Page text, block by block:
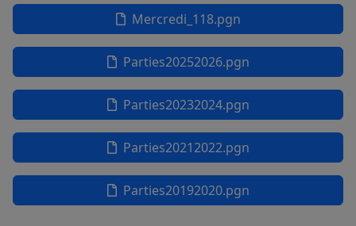
Mercredi_118.pgn
Parties20252026.pgn
Parties20232024.pgn
Parties20212022.pgn
Parties20192020.pgn